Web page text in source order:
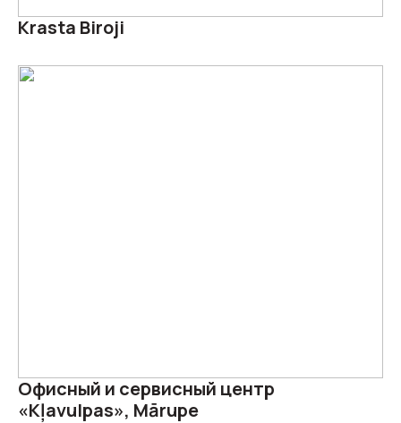
Krasta Biroji
Офисный и сервисный центр
«Kļavulpas», Mārupe